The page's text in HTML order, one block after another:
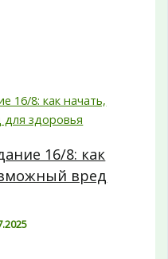
16/8: как
вред